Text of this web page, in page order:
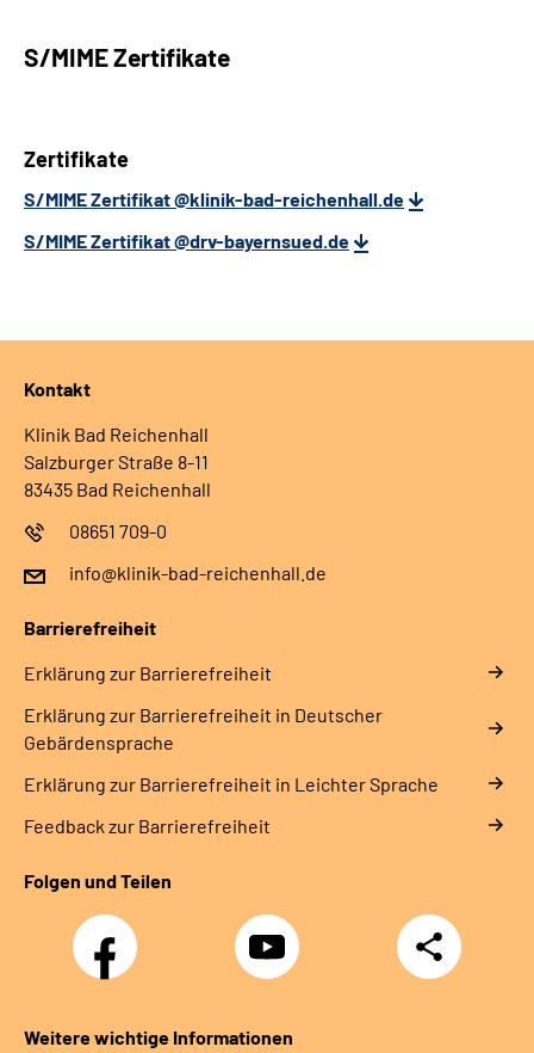
S/MIME Zertifikate
Zertifikate
S/MIME Zertifikat @klinik-bad-reichenhall.de
S/MIME Zertifikat @drv-bayernsued.de
Kontakt
Klinik Bad Reichenhall
Salzburger Straße 8-11
83435 Bad Reichenhall
08651 709-0
info@klinik-bad-reichenhall.de
Barrierefreiheit
Erklärung zur Barrierefreiheit
Erklärung zur Barrierefreiheit in Deutscher
Gebärdensprache
Erklärung zur Barrierefreiheit in Leichter Sprache
Feedback zur Barrierefreiheit
Folgen und Teilen
Facebook YouTube
Teilen
Weitere wichtige Informationen